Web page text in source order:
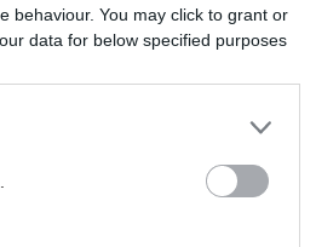
behaviour. You may click to grant or
data for below specified purposes